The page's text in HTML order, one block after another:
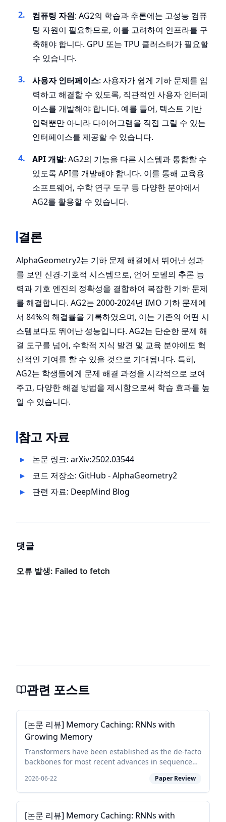
컴퓨팅 자원: AG2의 학습과 추론에는 고성능 컴퓨
팅 자원이 필요하므로, 이를 고려하여 인프라를 구
축해야 합니다. GPU 또는 TPU 클러스터가 필요할
수 있습니다.
사용자 인터페이스: 사용자가 쉽게 기하 문제를 입
력하고 해결할 수 있도록, 직관적인 사용자 인터페
이스를 개발해야 합니다. 예를 들어, 텍스트 기반
입력뿐만 아니라 다이어그램을 직접 그릴 수 있는
인터페이스를 제공할 수 있습니다.
API 개발: AG2의 기능을 다른 시스템과 통합할 수
있도록 API를 개발해야 합니다. 이를 통해 교육용
소프트웨어, 수학 연구 도구 등 다양한 분야에서
AG2를 활용할 수 있습니다.
결론
AlphaGeometry2는 기하 문제 해결에서 뛰어난 성과
를 보인 신경-기호적 시스템으로, 언어 모델의 추론 능
력과 기호 엔진의 정확성을 결합하여 복잡한 기하 문제
를 해결합니다. AG2는 2000-2024년 IMO 기하 문제에
서 84%의 해결률을 기록하였으며, 이는 기존의 어떤 시
스템보다도 뛰어난 성능입니다. AG2는 단순한 문제 해
결 도구를 넘어, 수학적 지식 발견 및 교육 분야에도 혁
신적인 기여를 할 수 있을 것으로 기대됩니다. 특히,
AG2는 학생들에게 문제 해결 과정을 시각적으로 보여
주고, 다양한 해결 방법을 제시함으로써 학습 효과를 높
일 수 있습니다.
참고 자료
논문 링크: arXiv:2502.03544
코드 저장소: GitHub - AlphaGeometry2
관련 자료: DeepMind Blog
댓글
관련 포스트
[논문 리뷰] Memory Caching: RNNs with
Growing Memory
Transformers have been established as the de-facto
backbones for most recent advances in sequence
capacity that scales with the context length. While
plaus...
2026-06-22 Paper Review
[논문 리뷰] Memory Caching: RNNs with